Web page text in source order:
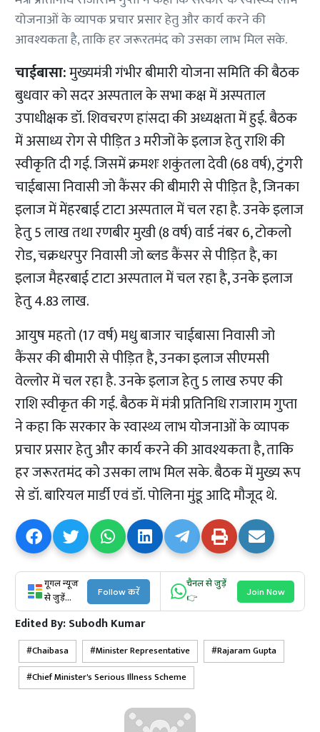
योजनाओं के व्यापक प्रचार प्रसार हेतु और कार्य करने की
आवश्यकता है, ताकि हर जरूरतमंद को उसका लाभ मिल सके.
चाईबासा:मुख्यमंत्री गंभीर बीमारी योजना समिति की बैठक
बुधवार को सदर अस्पताल के सभा कक्ष में अस्पताल
उपाधीक्षक डॉ. शिवचरण हांसदा की अध्यक्षता में हुई. बैठक
में असाध्य रोग से पीड़ित 3 मरीजों के इलाज हेतु राशि की
स्वीकृति दी गई. जिसमें क्रमशः शकुंतला देवी (68 वर्ष), टुंगरी
चाईबासा निवासी जो कैंसर की बीमारी से पीड़ित है, जिनका
इलाज में मेंहरबाई टाटा अस्पताल में चल रहा है. उनके इलाज
हेतु 5 लाख तथा रणबीर मुखी (8 वर्ष) वार्ड नंबर 6, टोकलो
रोड, चक्रधरपुर निवासी जो ब्लड कैंसर से पीड़ित है, का
इलाज मैहरबाई टाटा अस्पताल में चल रहा है, उनके इलाज
हेतु 4.83 लाख.
आयुष महतो (17 वर्ष) मधु बाजार चाईबासा निवासी जो
कैंसर की बीमारी से पीड़ित है, उनका इलाज सीएमसी
वेल्लोर में चल रहा है. उनके इलाज हेतु 5 लाख रुपए की
राशि स्वीकृत की गई. बैठक में मंत्री प्रतिनिधि राजाराम गुप्ता
ने कहा कि सरकार के स्वास्थ्य लाभ योजनाओं के व्यापक
प्रचार प्रसार हेतु और कार्य करने की आवश्यकता है, ताकि
हर जरूरतमंद को उसका लाभ मिल सके. बैठक में मुख्य रूप
से डॉ. बारियल मार्डी एवं डॉ. पोलिना मुंडू आदि मौजूद थे.
गूगल न्यूज
से जुड़ें...
Follow करें
चैनल से जुड़ें
👉
Join Now
Edited By:Subodh Kumar
Chaibasa Minister Representative
Rajaram Gupta
Chief Minister's Serious Illness Scheme